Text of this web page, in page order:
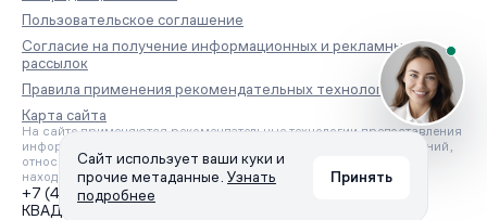
Пользовательское соглашение
Согласие на получение информационных и рекламных
рассылок
Правила применения рекомендательных технологий
Карта сайта
На сайте применяются рекомендательные технологии предоставления
информации на основе сбора, систематизации и анализа сведений,
относящихся к предпочтениям пользователей сети «Интернет»,
находящихся на территории Российской Федерации.
+7 (495) 157-88-80
КВАДРУМ © 2006 – 2026. Все права защищены.
Сайт использует ваши куки и
прочие метаданные. Узнать
подробнее
Принять